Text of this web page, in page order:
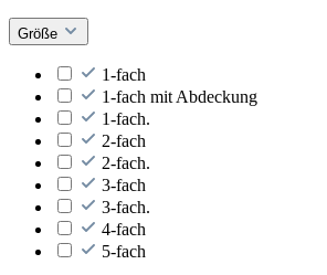
Größe
1-fach
1-fach mit Abdeckung
1-fach.
2-fach
2-fach.
3-fach
3-fach.
4-fach
5-fach